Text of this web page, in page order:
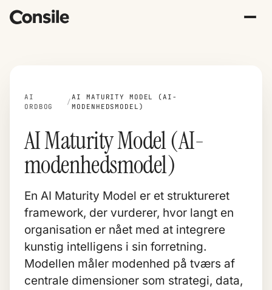
AI
ORDBOG
/
AI MATURITY MODEL (AI-
MODENHEDSMODEL)
AI Maturity Model (AI-
modenhedsmodel)
En AI Maturity Model er et struktureret
framework, der vurderer, hvor langt en
organisation er nået med at integrere
kunstig intelligens i sin forretning.
Modellen måler modenhed på tværs af
centrale dimensioner som strategi, data,